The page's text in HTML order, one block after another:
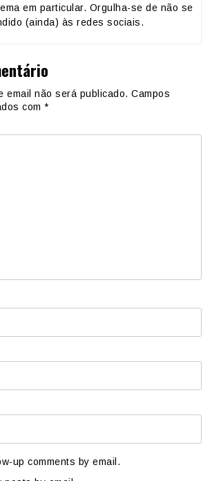
em particular. Orgulha-se de não se
(ainda) às redes sociais.
email não será publicado. Campos
com *
up comments by email.